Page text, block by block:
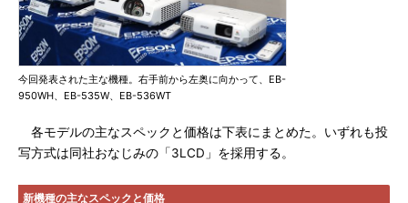
今回発表された主な機種。右手前から左奥に向かって、EB-
950WH、EB-535W、EB-536WT
各モデルの主なスペックと価格は下表にまとめた。いずれも投
写方式は同社おなじみの「3LCD」を採用する。
新機種の主なスペックと価格